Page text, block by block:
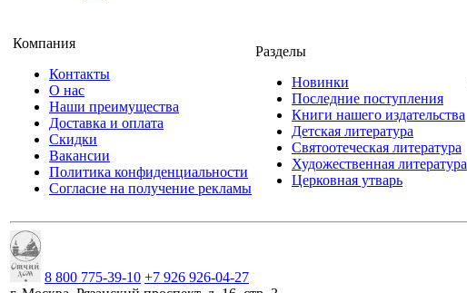
Компания
Контакты
О нас
Наши преимущества
Доставка и оплата
Скидки
Вакансии
Политика конфиденциальности
Согласие на получение рекламы
Разделы
Новинки
Последние поступления
Книги нашего издательства
Детская литература
Святоотеческая литература
Художественная литература
Церковная утварь
8 800 775-39-10 +7 926 926-04-27